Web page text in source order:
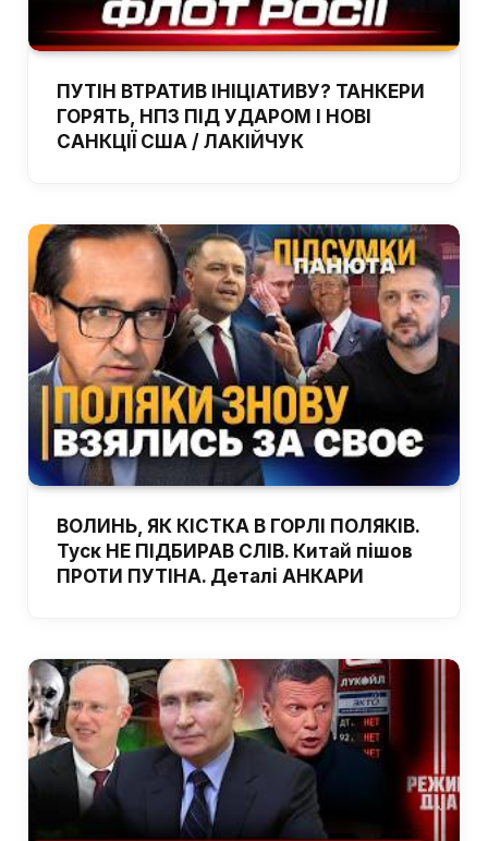
ПУТІН ВТРАТИВ ІНІЦІАТИВУ? ТАНКЕРИ
ГОРЯТЬ, НПЗ ПІД УДАРОМ І НОВІ
САНКЦІЇ США / ЛАКІЙЧУК
ВОЛИНЬ, ЯК КІСТКА В ГОРЛІ ПОЛЯКІВ.
Туск НЕ ПІДБИРАВ СЛІВ. Китай пішов
ПРОТИ ПУТІНА. Деталі АНКАРИ